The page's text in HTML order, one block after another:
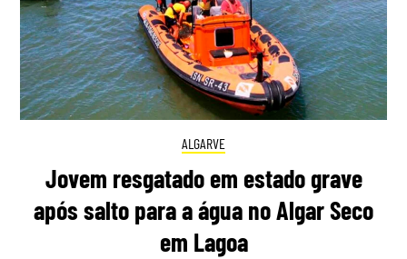
ALGARVE
Jovem resgatado em estado grave
após salto para a água no Algar Seco
em Lagoa